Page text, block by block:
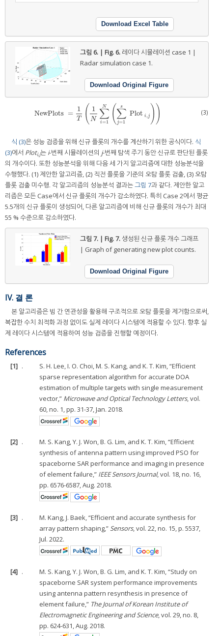
Download Excel Table
그림 6. | Fig. 6. 레이다 시뮬레이션 case 1 |
Radar simulation case 1.
Download Original Figure
NewPlots =
1
T ( 1
N ∑
i=1
N (∑
j=1
s
Ploti , j ))
NewPlots=1 T 1N∑ =1 N ∑ =1 s Ploti, j (3)
식 (3)은 성능 검증을 위해 신규 플롯의 개수를 계산하기 위한 공식이다. 식
(3)에서 Ploti,j는 i-번째 시뮬레이션의 j-번째 탐색 주기 동안 신규로 판단된 플롯
의 개수이다. 또한 성능분석을 위해 다음 세 가지 알고리즘에 대한 성능분석을
수행했다. (1) 제안한 알고리즘, (2) 직전 플롯을 기준의 오탐 플롯 검출, (3) 오탐
플롯 검출 미수행. 각 알고리즘의 성능분석 결과는그림 7과 같다. 제안한 알고
리즘은 모든 Case에서 신규 플롯의 개수가 감소하였다. 특히 Case 2에서 평균
5.5개의 신규 플롯이 생성되어, 다른 알고리즘에 비해 신규 플롯의 개수가 최대
55 % 수준으로 감소하였다.
그림 7. | Fig. 7. 생성된 신규 플롯 개수 그래프
| Graph of generating new plot counts.
Download Original Figure
IV. 결 론
본 알고리즘은 빔 간 연관성을 활용해 구조적으로 오탐 플롯을 제거함으로써,
복잡한 수치 최적화 과정 없이도 실제 레이다 시스템에 적용할 수 있다. 향후 실
제 레이다 시스템에 적용하여 성능 검증을 진행할 예정이다.
References
[1] .
S. H. Lee, I. O. Choi, M. S. Kang, and K. T. Kim, “Efficient
sparse representation algorithm for accurate DOA
estimation of multiple targets with single measurement
vector,” Microwave and Optical Technology Letters, vol.
60, no. 1, pp. 31-37, Jan. 2018.
[2] .
M. S. Kang, Y. J. Won, B. G. Lim, and K. T. Kim, “Efficient
synthesis of antenna pattern using improved PSO for
spaceborne SAR performance and imaging in presence
of element failure,” IEEE Sensors Journal, vol. 18, no. 16,
pp. 6576-6587, Aug. 2018.
[3] .
M. Kang, J. Baek, “Efficient and accurate synthesis for
array pattern shaping,” Sensors, vol. 22, no. 15, p. 5537,
Jul. 2022.
[4] .
M. S. Kang, Y. J. Won, B. G. Lim, and K. T. Kim, “Study on
spaceborne SAR system performance improvements
using antenna pattern resynthesis in presence of
element failure,” The Journal of Korean Institute of
Electromagnetic Engineering and Science, vol. 29, no. 8,
pp. 624-631, Aug. 2018.